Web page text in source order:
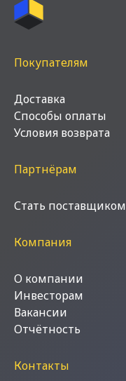
Покупателям
Доставка
Способы оплаты
Условия возврата
Партнёрам
Стать поставщиком
Компания
О компании
Инвесторам
Вакансии
Отчётность
Контакты